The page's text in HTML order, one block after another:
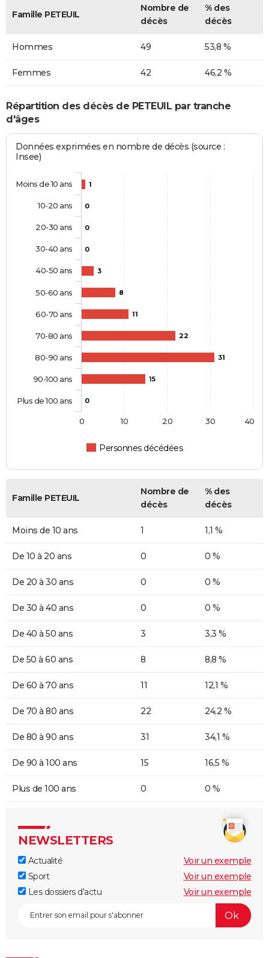
Famille PETEUIL
Nombre de
décès
% des
décès
Hommes 49 53,8 %
Femmes 42 46,2 %
Répartition des décès de PETEUIL par tranche
d'âges
Données exprimées en nombre de décès (source :
Insee)
1
0
0
0
3
8
11
22
31
15
0
Personnes décédées
Moins de 10 ans
10-20 ans
20-30 ans
30-40 ans
40-50 ans
50-60 ans
60-70 ans
70-80 ans
80-90 ans
90-100 ans
Plus de 100 ans
0 10 20 30 40
Famille PETEUIL
Nombre de
décès
% des
décès
Moins de 10 ans 1 1,1 %
De 10 à 20 ans 0 0 %
De 20 à 30 ans 0 0 %
De 30 à 40 ans 0 0 %
De 40 à 50 ans 3 3,3 %
De 50 à 60 ans 8 8,8 %
De 60 à 70 ans 11 12,1 %
De 70 à 80 ans 22 24,2 %
De 80 à 90 ans 31 34,1 %
De 90 à 100 ans 15 16,5 %
Plus de 100 ans 0 0 %
NEWSLETTERS
Actualité
Voir un exemple
Sport
Voir un exemple
Les dossiers d'actu
Voir un exemple